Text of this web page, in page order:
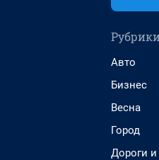
Авто
Бизнес
Весна
Город
Дороги и